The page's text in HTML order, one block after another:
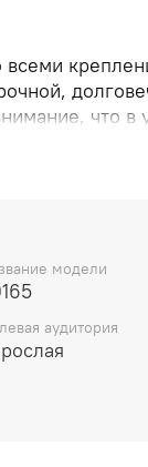
что в
модели
аудитория